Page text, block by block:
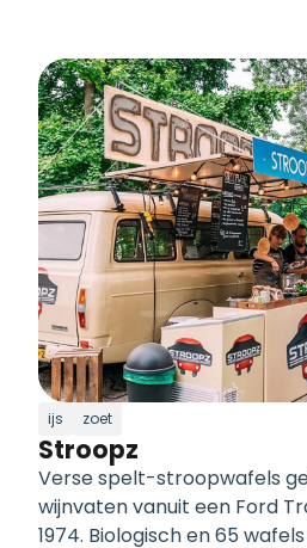
ijs zoet
Stroopz
Verse spelt-stroopwafels
wijnvaten vanuit een Ford
1974. Biologisch en 65